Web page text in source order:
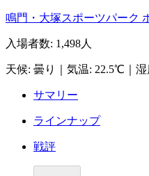
鳴門・大塚スポーツパーク
入場者数: 1,498人
天候: 曇り 気温: 22.5℃ 湿
サマリー
ラインナップ
戦評